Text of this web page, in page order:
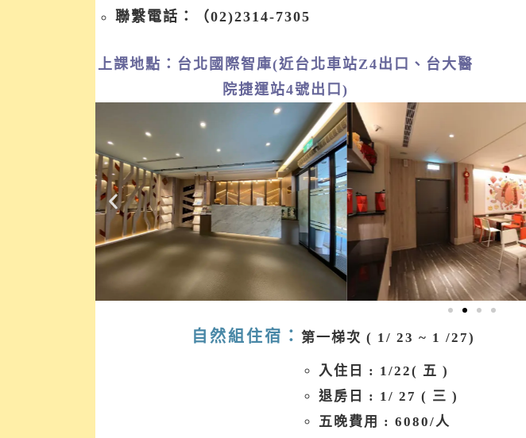
聯繫電話：（02)2314-7305
上課地點：台北國際智庫(近台北車站Z4出口、台大醫
院捷運站4號出口)
自然組住宿： 第一梯次 ( 1/ 23 ~ 1 /27)
入住日 : 1/22( 五 )
退房日 : 1/ 27 ( 三 )
五晚費用 : 6080/人